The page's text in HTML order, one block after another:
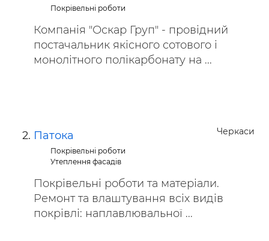
Покрівельні роботи
Компанія "Оскар Груп" - провідний
постачальник якісного сотового і
монолітного полікарбонату на ...
Черкаси
Патока
Покрівельні роботи
Утеплення фасадів
Покрівельні роботи та матеріали.
Ремонт та влаштування всіх видів
покрівлі: наплавлювальної ...